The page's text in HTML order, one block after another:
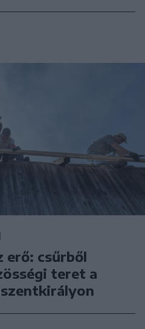
erő: csűrből
teret a